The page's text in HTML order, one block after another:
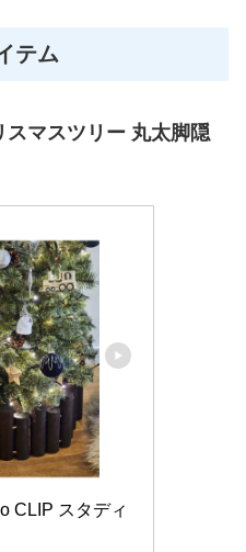
テム
スマスツリー 丸太脚隠
CLIP スタディ